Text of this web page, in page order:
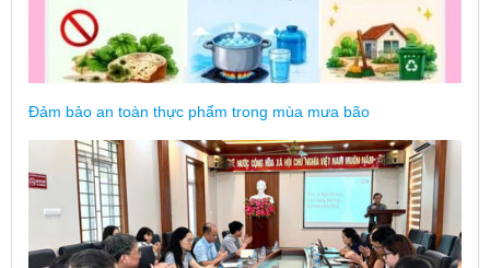
Đảm bảo an toàn thực phẩm trong mùa mưa bão